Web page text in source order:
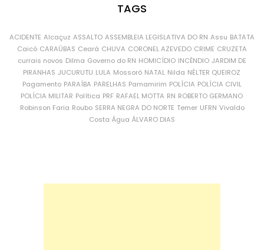
TAGS
ACIDENTE Alcaçuz ASSALTO ASSEMBLEIA LEGISLATIVA DO RN Assu BATATA
Caicó CARAÚBAS Ceará CHUVA CORONEL AZEVEDO CRIME CRUZETA
currais novos Dilma Governo do RN HOMICÍDIO INCÊNDIO JARDIM DE
PIRANHAS JUCURUTU LULA Mossoró NATAL Nilda NÉLTER QUEIROZ
Pagamento PARAÍBA PARELHAS Parnamirim POLÍCIA POLÍCIA CIVIL
POLÍCIA MILITAR Política PRF RAFAEL MOTTA RN ROBERTO GERMANO
Robinson Faria Roubo SERRA NEGRA DO NORTE Temer UFRN Vivaldo
Costa Água ÁLVARO DIAS